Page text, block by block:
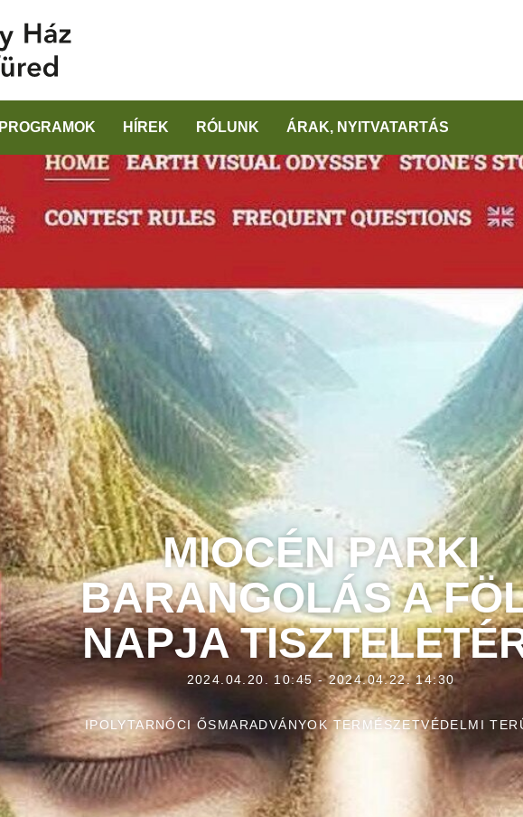
PROGRAMOK HÍREK RÓLUNK ÁRAK, NYITVATARTÁS
MIOCÉN PARKI
BARANGOLÁS A
NAPJA
2024.04.20. 10:45 - 2024.04.22. 14:30
IPOLYTARNÓCI ŐSMARADVÁNYOK TERMÉSZETVÉDELMI